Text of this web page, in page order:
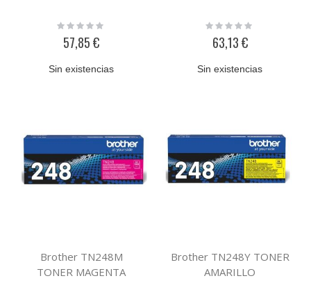
Rating:
57,85 €
Sin existencias
Rating:
63,13 €
Sin existencias
Brother TN248M
TONER MAGENTA
Brother TN248Y TONER
AMARILLO